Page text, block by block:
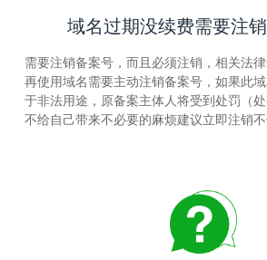
域名过期没续费需要注
需要注销备案号，而且必须注销，相关法
再使用域名需要主动注销备案号，如果此
于非法用途，原备案主体人将受到处罚（
不给自己带来不必要的麻烦建议立即注销不